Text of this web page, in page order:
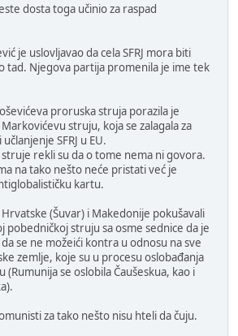
dosta toga učinio za raspad
je uslovljavao da cela SFRJ mora biti
tad. Njegova partija promenila je ime tek
proruska struja porazila je
struju, koja se zalagala za
SFRJ u EU.
rekli su da o tome nema ni govora.
na tako nešto neće pristati već je
kartu.
(Šuvar) i Makedonije pokušavali
pobedničkoj struju sa osme sednice da je
se ne možeići kontra u odnosu na sve
zemlje, koje su u procesu oslobađanja
(Rumunija se oslobila Čaušeskua, kao i
za tako nešto nisu hteli da čuju.